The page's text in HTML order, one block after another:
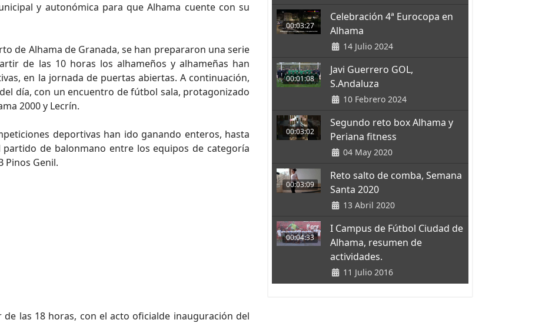
y autonómica para que Alhama cuente con su
de Alhama de Granada, se han prepararon una serie
de las 10 horas los alhameños y alhameñas han
en la jornada de puertas abiertas. A continuación,
día, con un encuentro de fútbol sala, protagonizado
2000 y Lecrín.
deportivas han ido ganando enteros, hasta
de balonmano entre los equipos de categoría
Pinos Genil.
las 18 horas, con el acto oficialde inauguración del
00:03:27
Celebración 4ª Eurocopa en
Alhama
14 Julio 2024
00:01:08
Javi Guerrero GOL,
S.Andaluza
10 Febrero 2024
00:03:02
Segundo reto box Alhama y
Periana fitness
04 May 2020
00:03:09
Reto salto de comba, Semana
Santa 2020
13 Abril 2020
00:04:33
I Campus de Fútbol Ciudad de
Alhama, resumen de
actividades.
11 Julio 2016